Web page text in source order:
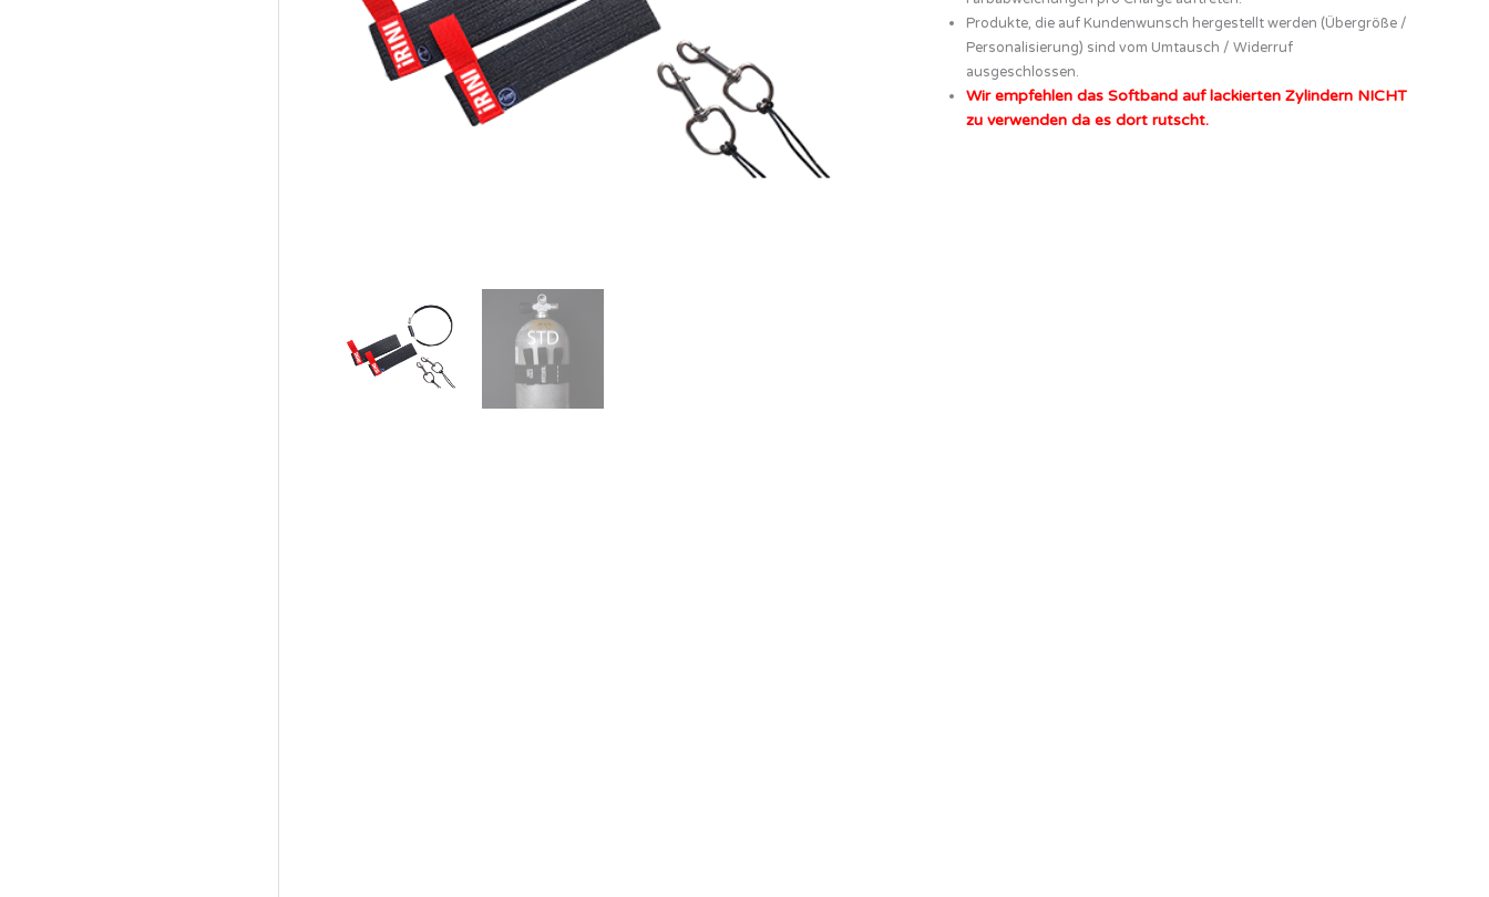
Produkte, die auf Kundenwunsch hergestellt werden (Übergröße /
Personalisierung) sind vom Umtausch / Widerruf
ausgeschlossen.
Wir empfehlen das Softband auf lackierten Zylindern NICHT
zu verwenden da es dort rutscht.